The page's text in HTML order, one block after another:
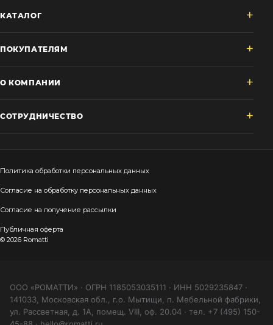
КАТАЛОГ
ПОКУПАТЕЛЯМ
О КОМПАНИИ
СОТРУДНИЧЕСТВО
Политика обработки персональных данных
Согласие на обработку персональных данных
Согласие на получение рассылки
Публичная оферта
© 2026 Romatti
ООО «РОМАТТИ» · ОГРН 1185053035111 · ИНН 5029235847 ·
141033, Московская обл., г.о. Мытищи, п. Мебельной фабрики,
ул. Рассветная, д. 1А, помещ. VIII, оф. 20.04 · тел. +7 (495) 150-